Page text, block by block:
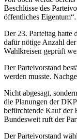
Beschlüsse des
öffentliches
Der 23. Parteitag hatte
dafür nötige Anzahl
Wahlkreisen geprüft
Der Parteivorstand
werden musste.
Nicht abgesagt,
die Planungen der
befürchtende Kauf der
Bundesweit ruft der
Der Parteivorstand